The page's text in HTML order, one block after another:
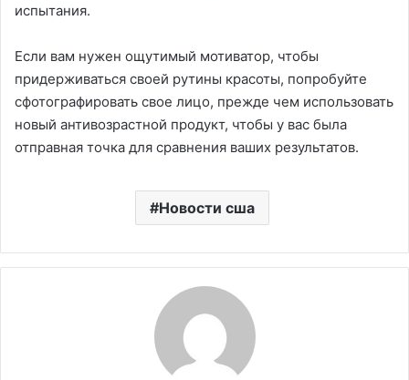
испытания.
Если вам нужен ощутимый мотиватор, чтобы
придерживаться своей рутины красоты, попробуйте
сфотографировать свое лицо, прежде чем использовать
новый антивозрастной продукт, чтобы у вас была
отправная точка для сравнения ваших результатов.
Новости сша